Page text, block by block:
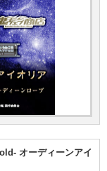
オーディーンアイ